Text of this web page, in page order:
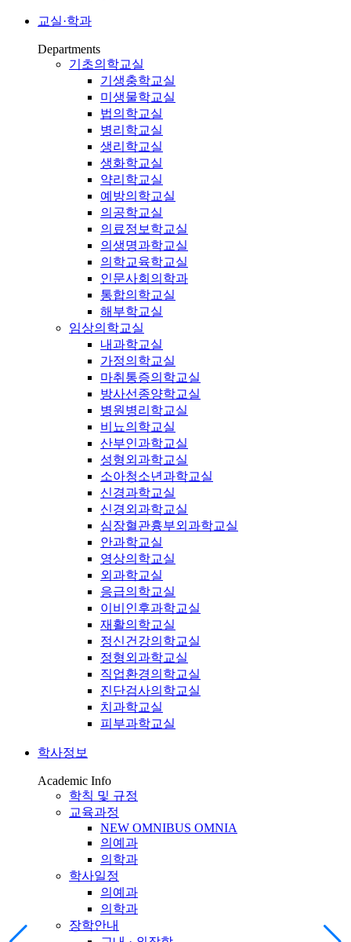
교실·학과
Departments
기초의학교실
기생충학교실
미생물학교실
법의학교실
병리학교실
생리학교실
생화학교실
약리학교실
예방의학교실
의공학교실
의료정보학교실
의생명과학교실
의학교육학교실
인문사회의학과
통합의학교실
해부학교실
임상의학교실
내과학교실
가정의학교실
마취통증의학교실
방사선종양학교실
병원병리학교실
비뇨의학교실
산부인과학교실
성형외과학교실
소아청소년과학교실
신경과학교실
신경외과학교실
심장혈관흉부외과학교실
안과학교실
영상의학교실
외과학교실
응급의학교실
이비인후과학교실
재활의학교실
정신건강의학교실
정형외과학교실
직업환경의학교실
진단검사의학교실
치과학교실
피부과학교실
학사정보
Academic Info
학칙 및 규정
교육과정
NEW OMNIBUS OMNIA
의예과
의학과
학사일정
의예과
의학과
장학안내